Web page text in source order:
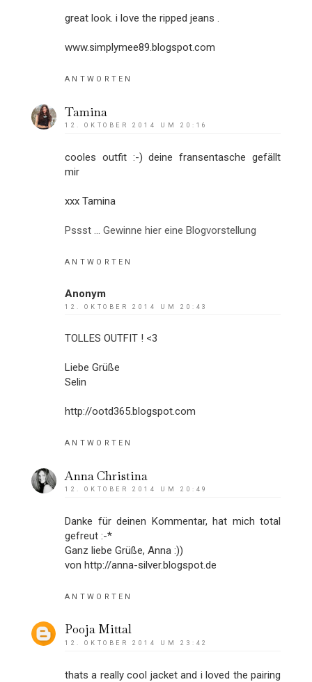
great look. i love the ripped jeans .
www.simplymee89.blogspot.com
ANTWORTEN
Tamina
12. OKTOBER 2014 UM 20:16
cooles outfit :-) deine fransentasche gefällt
mir
xxx Tamina
Pssst ... Gewinne hier eine Blogvorstellung
ANTWORTEN
Anonym
12. OKTOBER 2014 UM 20:43
TOLLES OUTFIT ! <3
Liebe Grüße
Selin
http://ootd365.blogspot.com
ANTWORTEN
Anna Christina
12. OKTOBER 2014 UM 20:49
Danke für deinen Kommentar, hat mich total
gefreut :-*
Ganz liebe Grüße, Anna :))
von http://anna-silver.blogspot.de
ANTWORTEN
Pooja Mittal
12. OKTOBER 2014 UM 23:42
thats a really cool jacket and i loved the pairing